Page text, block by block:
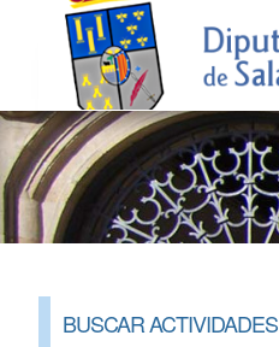
BUSCAR ACTIVIDADES